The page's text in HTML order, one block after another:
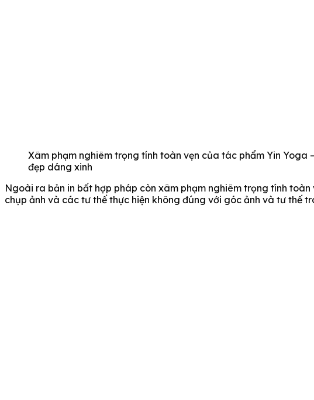
Xâm phạm nghiêm trọng tính toàn vẹn của tác phẩm Yin Yoga
đẹp dáng xinh
Ngoài ra bản in bất hợp pháp còn xâm phạm nghiêm trọng tính
chụp ảnh và các tư thế thực hiện không đúng với góc ảnh và tư thế